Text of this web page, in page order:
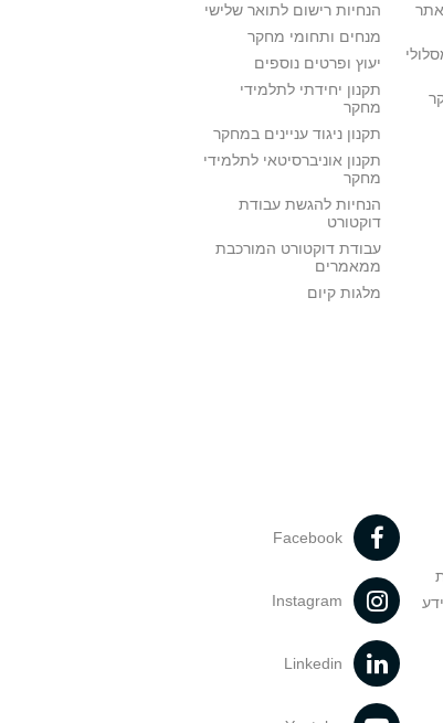
הנחיות רישום לתואר שלישי
מנחים ותחומי מחקר
יעוץ ופרטים נוספים
תקנון יחידתי לתלמידי
מחקר
תקנון ניגוד עניינים במחקר
תקנון אוניברסיטאי לתלמידי
מחקר
הנחיות להגשת עבודת
דוקטורט
עבודת דוקטורט המורכבת
ממאמרים
מלגות קיום
Facebook
Instagram
Linkedin